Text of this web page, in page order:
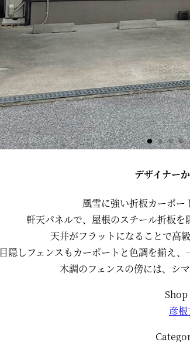
デザイナー
風雪に強い折板カーポー
軒天パネルで、屋根のスチール折板を
天井がフラットになることで高
目隠しフェンスもカーポートと色調を揃え、
木調のフェンスの傍には、シ
Shop
彦